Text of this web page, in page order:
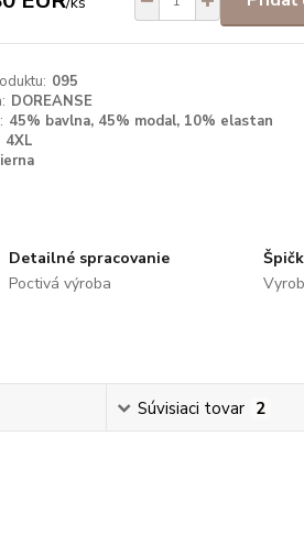
095
DOREANSE
45% bavlna, 45% modal, 10% elastan
4XL
Detailné spracovanie
Poctivá výroba
Súvisiaci tovar 2